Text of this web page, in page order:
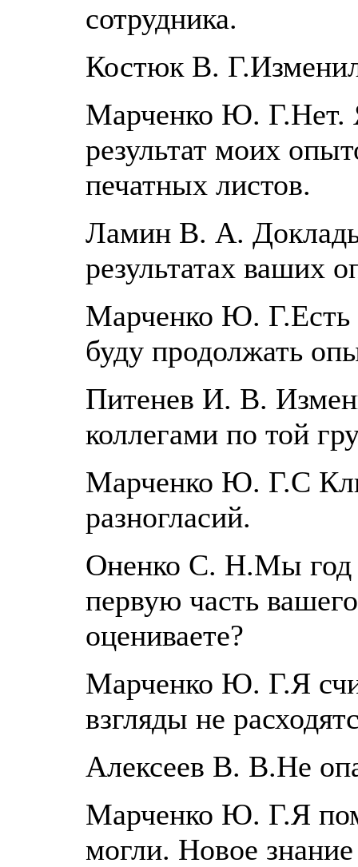
сотрудника.
Костюк В.
Марченко Ю. Г.Нет.
результат моих
печатных листов.
Ламин В. А.
результатах ваших
Марченко Ю. Г.Есть
буду продолжать
Питенев И. В.
коллегами по той
Марченко Ю. Г.С
разногласий.
Оненко С. Н.Мы год
первую часть
оцениваете?
Марченко Ю. Г.Я
взгляды не
Алексеев В. В.Не
Марченко Ю. Г.Я
могли. Новое